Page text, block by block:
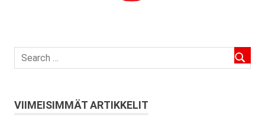
VIIMEISIMMÄT ARTIKKELIT